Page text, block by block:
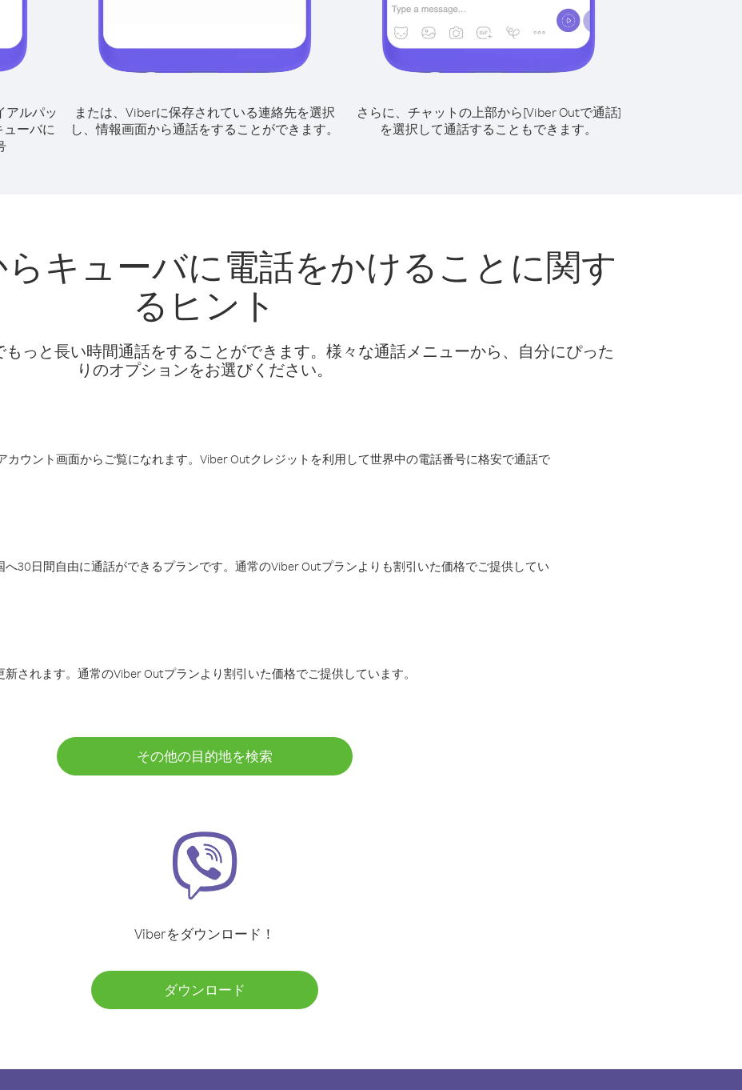
アルパッ
ューバに
または、Viberに保存されている連絡先を選択
し、情報画面から通話をすることができます。
さらに、チャットの上部から[Viber Outで通話]
を選択して通話することもできます。
キューバに電話をかけることに関す
るヒント
っと長い時間通話をすることができます。様々な通話メニューから、自分にぴった
りのオプションをお選びください。
カウント画面からご覧になれます。Viber Outクレジットを利用して世界中の電話番号に格安で通話で
30日間自由に通話ができるプランです。通常のViber Outプランよりも割引いた価格でご提供してい
されます。通常のViber Outプランより割引いた価格でご提供しています。
その他の目的地を検索
Viberをダウンロード！
ダウンロード